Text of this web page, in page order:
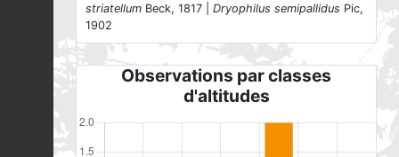
striatellum Beck, 1817 | Dryophilus semipallidus Pic,
1902
Observations par classes
d'altitudes